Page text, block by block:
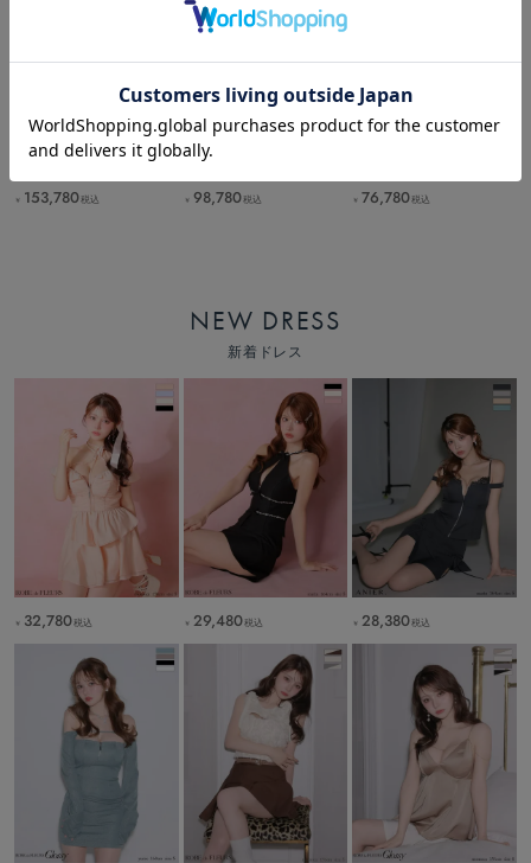
￥ 153,780税込 ￥ 98,780税込 ￥ 76,780税込
NEW DRESS
新着ドレス
￥ 32,780税込 ￥ 29,480税込 ￥ 28,380税込